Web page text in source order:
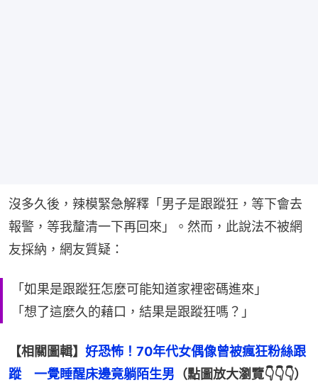
沒多久後，辣模緊急解釋「男子是跟蹤狂，等下會去
報警，等我釐清一下再回來」。然而，此說法不被網
友採納，網友質疑：
「如果是跟蹤狂怎麼可能知道家裡密碼進來」
「想了這麼久的藉口，結果是跟蹤狂嗎？」
【相關圖輯】 好恐怖！70年代女偶像曾被瘋狂粉絲跟
蹤　一覺睡醒床邊竟躺陌生男 （點圖放大瀏覽👇👇👇）